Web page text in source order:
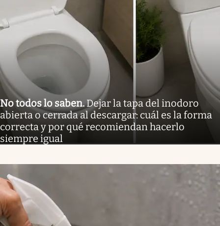
No todos lo saben.Dejar la tapa del inodoro
abierta o cerrada al descargar: cuál es la forma
correcta y por qué recomiendan hacerlo
siempre igual